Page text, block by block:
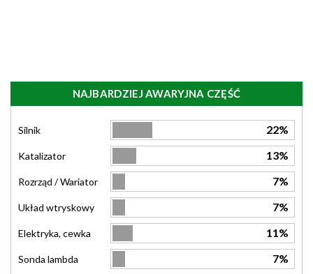
NAJBARDZIEJ AWARYJNA CZĘŚĆ
Silnik 22%
Katalizator 13%
Rozrząd / Wariator 7%
Układ wtryskowy 7%
Elektryka, cewka 11%
Sonda lambda 7%